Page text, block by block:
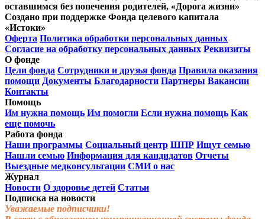
оставшимся без попечения родителей, «Дорога жизни»
Создано при поддержке Фонда целевого капитала
«Истоки»
Оферта Политика обработки персональных данных
Согласие на обработку персональных данных Реквизиты
О фонде
Цели фонда Сотрудники и друзья фонда Правила оказания
помощи Документы Благодарности Партнеры Вакансии
Контакты
Помощь
Им нужна помощь Им помогли Если нужна помощь Как
еще помочь
Работа фонда
Наши программы Социальный центр ШПР Ищут семью
Нашли семью Информация для кандидатов Отчеты
Выездные медконсультации СМИ о нас
Журнал
Новости О здоровье детей Статьи
Подписка на новости
Уважаемые подписчики!